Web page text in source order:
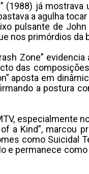
(1988) já mostrava
a agulha tocar
pulsante de John
nos primórdios da
Zone” evidencia
das
aposta em
a postura
especialmente
a Kind”, marcou
como Suicidal
e permanece